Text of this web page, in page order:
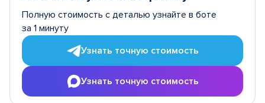
Полную стоимость с деталью узнайте в боте
за 1 минуту
Узнать точную стоимость
Узнать точную стоимость